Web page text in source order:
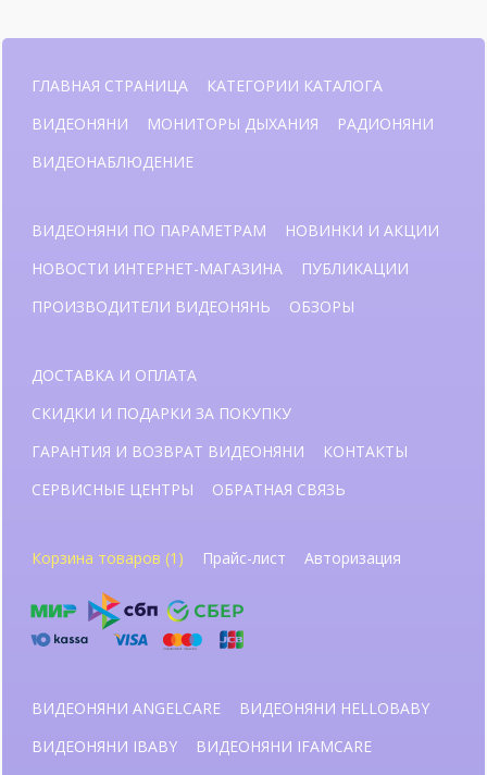
ГЛАВНАЯ СТРАНИЦА
КАТЕГОРИИ КАТАЛОГА
ВИДЕОНЯНИ
МОНИТОРЫ ДЫХАНИЯ
РАДИОНЯНИ
ВИДЕОНАБЛЮДЕНИЕ
ВИДЕОНЯНИ ПО ПАРАМЕТРАМ
НОВИНКИ И АКЦИИ
НОВОСТИ ИНТЕРНЕТ-МАГАЗИНА
ПУБЛИКАЦИИ
ПРОИЗВОДИТЕЛИ ВИДЕОНЯНЬ
ОБЗОРЫ
ДОСТАВКА И ОПЛАТА
СКИДКИ И ПОДАРКИ ЗА ПОКУПКУ
ГАРАНТИЯ И ВОЗВРАТ ВИДЕОНЯНИ
КОНТАКТЫ
СЕРВИСНЫЕ ЦЕНТРЫ
ОБРАТНАЯ СВЯЗЬ
Корзина товаров (1) Прайс-лист Авторизация
ВИДЕОНЯНИ ANGELCARE
ВИДЕОНЯНИ HELLOBABY
ВИДЕОНЯНИ IBABY
ВИДЕОНЯНИ IFAMCARE